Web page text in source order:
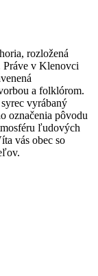
rozložená
Práve v Klenovci
a folklórom.
vyrábaný
označenia pôvodu
ľudových
vás obec so